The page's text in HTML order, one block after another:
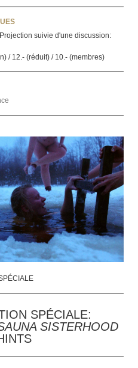
suivie d'une discussion:
/ 12.- (réduit) / 10.- (membres)
SPÉCIALE:
SISTERHOOD